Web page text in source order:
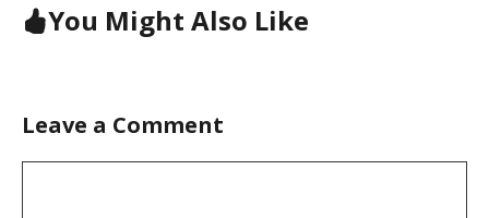
You Might Also Like
Leave a Comment